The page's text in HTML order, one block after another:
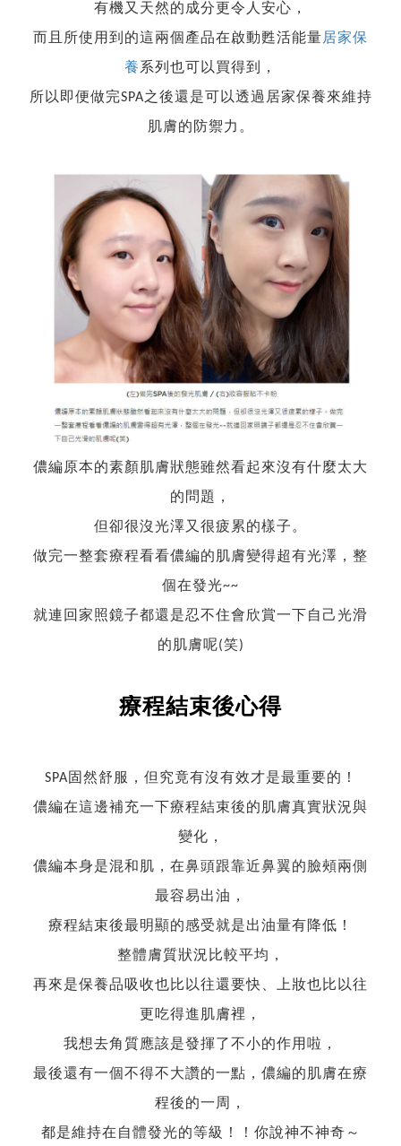
有機又天然的成分更令人安心，
而且所使用到的這兩個產品在啟動甦活能量居家保
養系列也可以買得到，
所以即便做完SPA之後還是可以透過居家保養來維持
肌膚的防禦力。
儂編原本的素顏肌膚狀態雖然看起來沒有什麼太大
的問題，
但卻很沒光澤又很疲累的樣子。
做完一整套療程看看儂編的肌膚變得超有光澤，整
個在發光~~
就連回家照鏡子都還是忍不住會欣賞一下自己光滑
的肌膚呢(笑)
療程結束後心得
SPA固然舒服，但究竟有沒有效才是最重要的！
儂編在這邊補充一下療程結束後的肌膚真實狀況與
變化，
儂編本身是混和肌，在鼻頭跟靠近鼻翼的臉頰兩側
最容易出油，
療程結束後最明顯的感受就是出油量有降低！
整體膚質狀況比較平均，
再來是保養品吸收也比以往還要快、上妝也比以往
更吃得進肌膚裡，
我想去角質應該是發揮了不小的作用啦，
最後還有一個不得不大讚的一點，儂編的肌膚在療
程後的一周，
都是維持在自體發光的等級！！你說神不神奇～